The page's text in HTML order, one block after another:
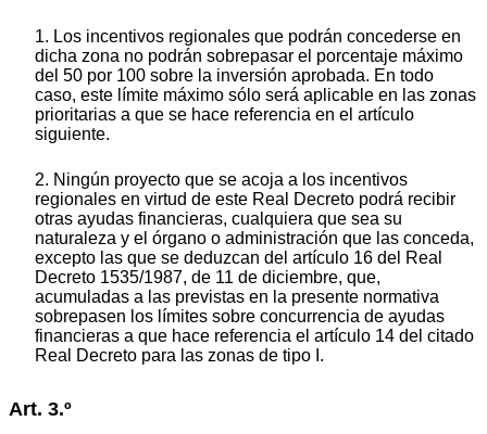
1. Los incentivos regionales que podrán concederse en
dicha zona no podrán sobrepasar el porcentaje máximo
del 50 por 100 sobre la inversión aprobada. En todo
caso, este límite máximo sólo será aplicable en las zonas
prioritarias a que se hace referencia en el artículo
siguiente.
2. Ningún proyecto que se acoja a los incentivos
regionales en virtud de este Real Decreto podrá recibir
otras ayudas financieras, cualquiera que sea su
naturaleza y el órgano o administración que las conceda,
excepto las que se deduzcan del artículo 16 del Real
Decreto 1535/1987, de 11 de diciembre, que,
acumuladas a las previstas en la presente normativa
sobrepasen los límites sobre concurrencia de ayudas
financieras a que hace referencia el artículo 14 del citado
Real Decreto para las zonas de tipo I.
Art. 3.º